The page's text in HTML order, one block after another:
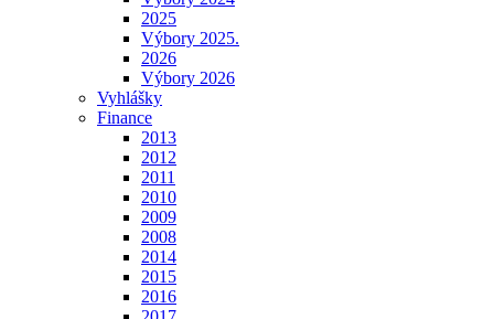
2025
Výbory 2025.
2026
Výbory 2026
Vyhlášky
Finance
2013
2012
2011
2010
2009
2008
2014
2015
2016